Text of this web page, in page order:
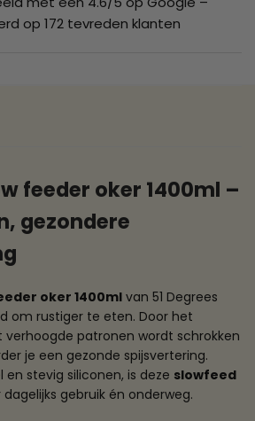
op 172 tevreden klanten
feeder oker 1400ml –
gezondere
oker 1400ml van 51 Degrees
om rustiger te eten. Door het
patronen wordt schrokken
je een gezonde spijsvertering.
stevig siliconen, is deze slowfeed
gebruik én onderweg.